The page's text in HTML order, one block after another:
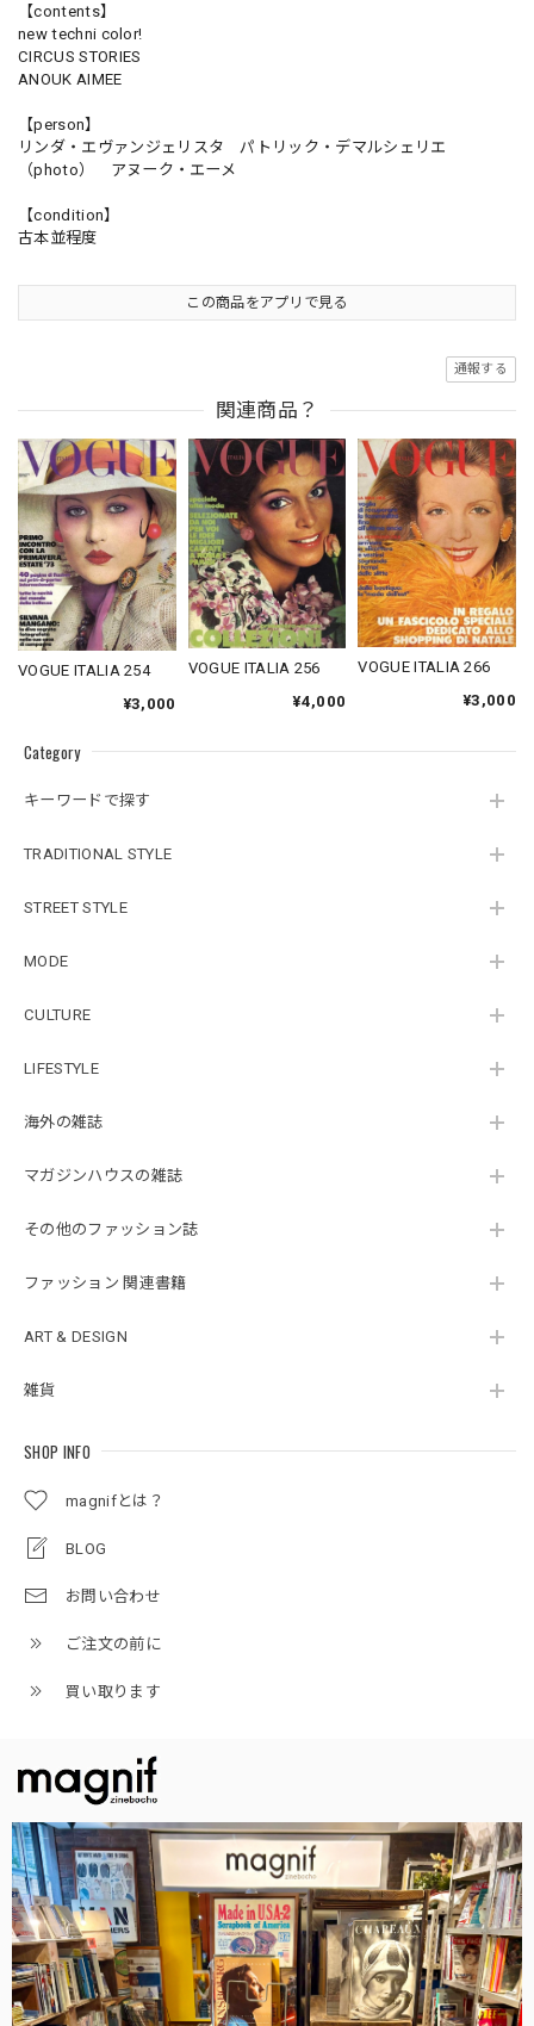
Category
キーワードで探す
TRADITIONAL STYLE
STREET STYLE
MODE
CULTURE
LIFESTYLE
海外の雑誌
マガジンハウスの雑誌
その他のファッション誌
ファッション 関連書籍
ART & DESIGN
雑貨
SHOP INFO
magnifとは？
BLOG
お問い合わせ
ご注文の前に
買い取ります
【contents】
new techni color!
CIRCUS STORIES
ANOUK AIMEE
【person】
リンダ・エヴァンジェリスタ パトリック・デマルシェリエ
（photo） アヌーク・エーメ
【condition】
古本並程度
この商品をアプリで見る
通報する
関連商品？
VOGUE ITALIA 254
¥3,000
VOGUE ITALIA 256
¥4,000
VOGUE ITALIA 266
¥3,000